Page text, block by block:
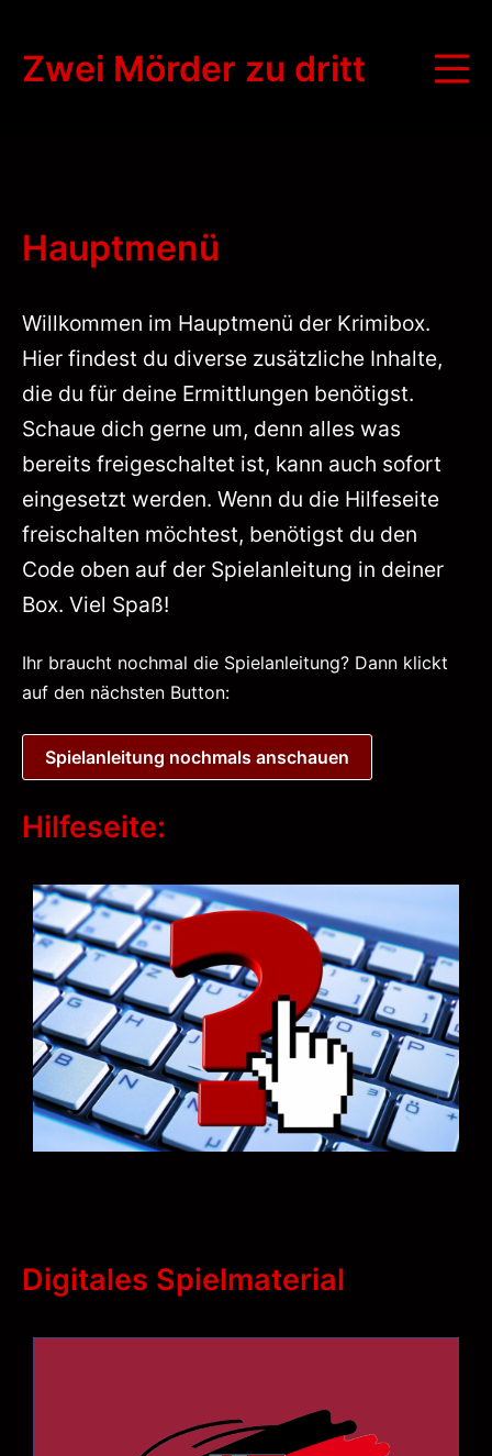
springen
Zwei Mörder zu dritt
Hauptmenü
Willkommen im Hauptmenü der Krimibox.
Hier findest du diverse zusätzliche Inhalte,
die du für deine Ermittlungen benötigst.
Schaue dich gerne um, denn alles was
bereits freigeschaltet ist, kann auch sofort
eingesetzt werden. Wenn du die Hilfeseite
freischalten möchtest, benötigst du den
Code oben auf der Spielanleitung in deiner
Box. Viel Spaß!
Ihr braucht nochmal die Spielanleitung? Dann klickt
auf den nächsten Button:
Spielanleitung nochmals anschauen
Hilfeseite:
Digitales Spielmaterial